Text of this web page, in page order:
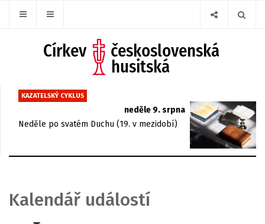
KAZATELSKÝ CYKLUS
neděle 9. srpna
Neděle po svatém Duchu (19. v mezidobí)
Kalendář událostí